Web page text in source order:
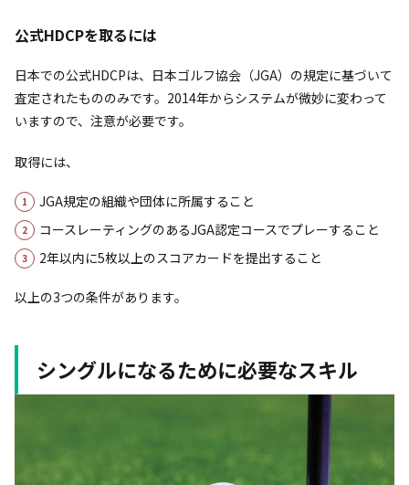
公式HDCPを取るには
日本での公式HDCPは、日本ゴルフ協会（JGA）の規定に基づいて
査定されたもののみです。2014年からシステムが微妙に変わって
いますので、注意が必要です。
取得には、
JGA規定の組織や団体に所属すること
コースレーティングのあるJGA認定コースでプレーすること
2年以内に5枚以上のスコアカードを提出すること
以上の3つの条件があります。
シングルになるために必要なスキル